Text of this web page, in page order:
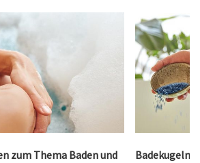
zum Thema Baden und
Badekugeln,